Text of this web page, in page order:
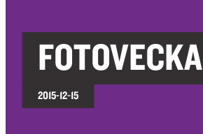
FOTOVECKA
2015-12-15